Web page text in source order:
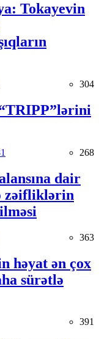
Tokayevin
304
268
dair
zəifliklərin
363
həyat ən çox
sürətlə
391